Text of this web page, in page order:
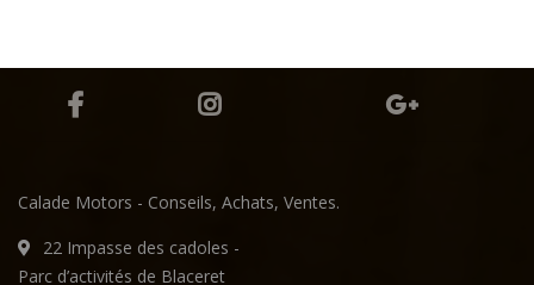
Calade Motors - Conseils, Achats, Ventes.
22 Impasse des cadoles -
Parc d’activités de Blaceret